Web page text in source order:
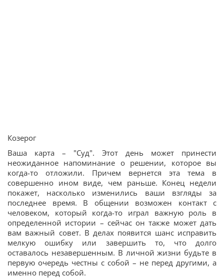
Козерог
Ваша карта – "Суд". Этот день может принести
неожиданное напоминание о решении, которое вы
когда-то отложили. Причем вернется эта тема в
совершенно ином виде, чем раньше. Конец недели
покажет, насколько изменились ваши взгляды за
последнее время. В общении возможен контакт с
человеком, который когда-то играл важную роль в
определенной истории – сейчас он также может дать
вам важный совет. В делах появится шанс исправить
мелкую ошибку или завершить то, что долго
оставалось незавершенным. В личной жизни будьте в
первую очередь честны с собой – не перед другими, а
именно перед собой.